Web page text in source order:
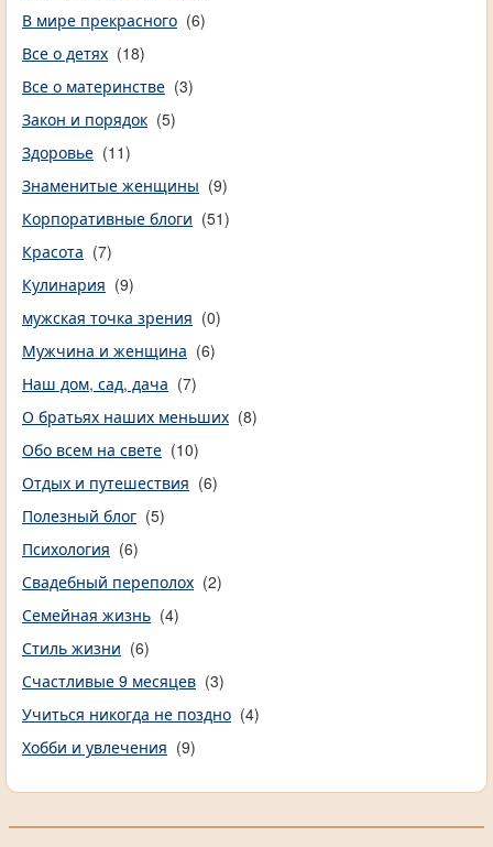
В мире прекрасного (6)
Все о детях (18)
Все о материнстве (3)
Закон и порядок (5)
Здоровье (11)
Знаменитые женщины (9)
Корпоративные блоги (51)
Красота (7)
Кулинария (9)
мужская точка зрения (0)
Мужчина и женщина (6)
Наш дом, сад, дача (7)
О братьях наших меньших (8)
Обо всем на свете (10)
Отдых и путешествия (6)
Полезный блог (5)
Психология (6)
Свадебный переполох (2)
Семейная жизнь (4)
Стиль жизни (6)
Счастливые 9 месяцев (3)
Учиться никогда не поздно (4)
Хобби и увлечения (9)